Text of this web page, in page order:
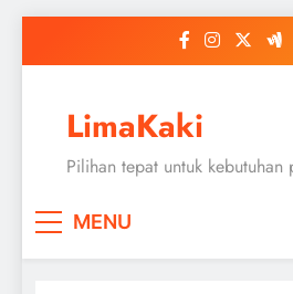
LimaKaki
Pilihan tepat untuk kebutuhan
MENU